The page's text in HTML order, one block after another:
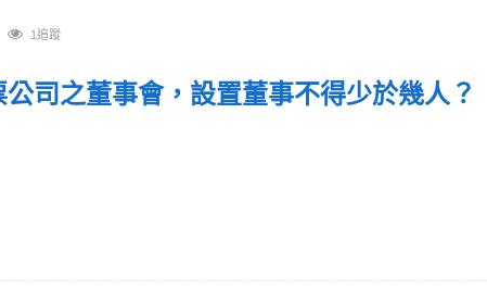
1追蹤
公司之董事會，設置董事不得少於幾人？